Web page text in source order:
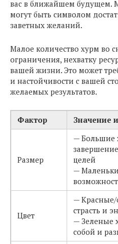
вас в ближайшем будущем.
могут быть символом
заветных желаний.
Малое количество хурм во
ограничения, нехватку
вашей жизни. Это может
и настойчивости с вашей
желаемых результатов.
Фактор Значение
Размер
— Большие
целей
—
Цвет
—
страсть и
— Зеленые
собой и